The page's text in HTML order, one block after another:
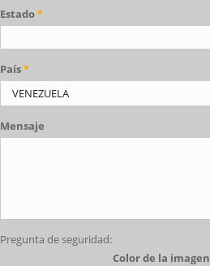
Estado*
País*
Mensaje
Pregunta de seguridad:
Color de la imagen